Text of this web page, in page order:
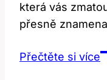
která vás
‍přesně
Přečtěte si více